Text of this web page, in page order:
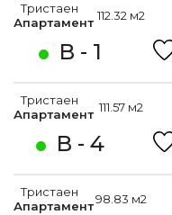
В - 1
Тристаен
Апартамент 112.32 м2
В - 4
Тристаен
Апартамент 111.57 м2
Тристаен
Апартамент98.83 м2